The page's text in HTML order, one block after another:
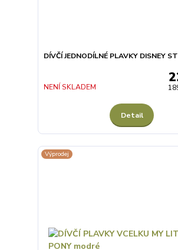
DÍVČÍ JEDNODÍLNÉ PLAVKY DISNEY
NENÍ SKLADEM
Detail
Výprodej